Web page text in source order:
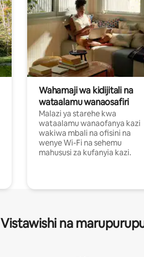
Wahamaji wa kidijitali na
wataalamu wanaosafiri
Malazi ya starehe kwa
wataalamu wanaofanya kazi
wakiwa mbali na ofisini na
wenye Wi-Fi na sehemu
mahususi za kufanyia kazi.
Vistawishi na